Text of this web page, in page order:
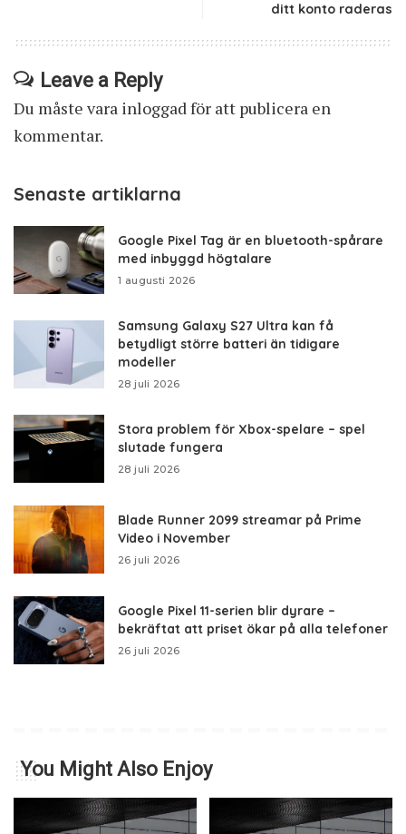
ditt konto raderas
Leave a Reply
Du måste vara inloggadför att publicera en
kommentar.
Senaste artiklarna
Google Pixel Tag är en bluetooth-spårare
med inbyggd högtalare
1 augusti 2026
Samsung Galaxy S27 Ultra kan få
betydligt större batteri än tidigare
modeller
28 juli 2026
Stora problem för Xbox-spelare – spel
slutade fungera
28 juli 2026
Blade Runner 2099 streamar på Prime
Video i November
26 juli 2026
Google Pixel 11-serien blir dyrare –
bekräftat att priset ökar på alla telefoner
26 juli 2026
You Might Also Enjoy